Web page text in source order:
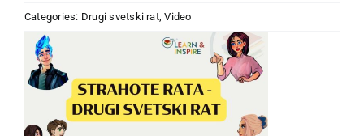
Categories: Drugi svetski rat,Video